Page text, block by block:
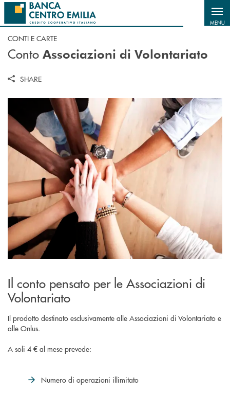
Salta al contenuto principale
MENU
CONTI E CARTE
Conto Associazioni di Volontariato
SHARE
Il conto pensato per le Associazioni di
Volontariato
Il prodotto destinato esclusivamente alle Associazioni di Volontariato e
alle Onlus.
A soli 4 € al mese prevede:
Numero di operazioni illimitato